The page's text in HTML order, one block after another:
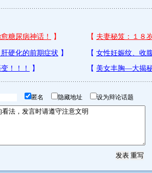
匿名 隐藏地址 设为辩论话题